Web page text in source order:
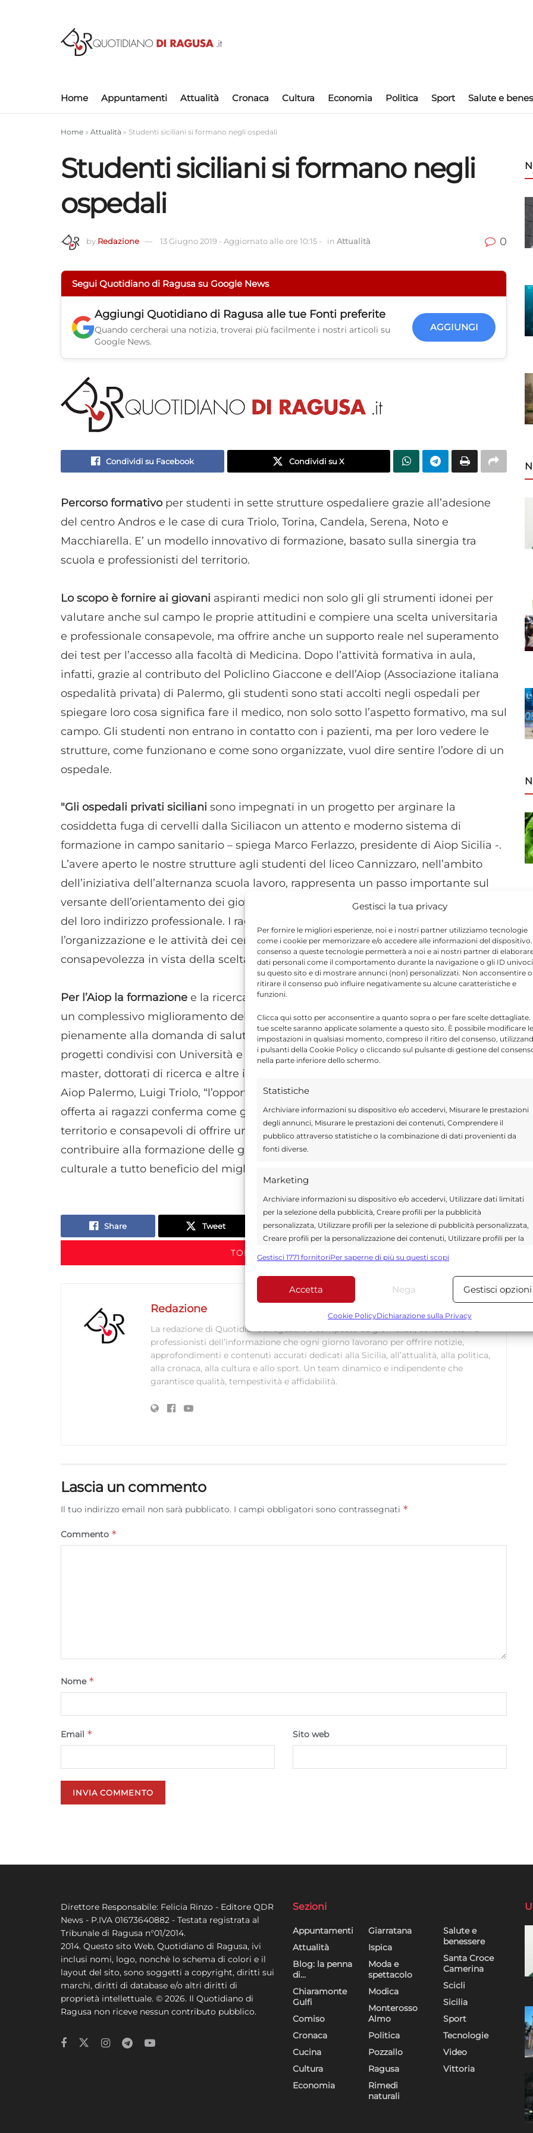
Gestisci la tua privacy
Per fornire le migliori esperienze, noi e i nostri partner utilizziamo tecnologie
come i cookie per memorizzare e/o accedere alle informazioni del
consenso a queste tecnologie permetterà a noi e ai nostri partner di
dati personali come il comportamento durante la navigazione o gli ID univoci
su questo sito e di mostrare annunci (non) personalizzati. Non acconsentire o
ritirare il consenso può influire negativamente su alcune caratteristiche e
funzioni.
Clicca qui sotto per acconsentire a quanto sopra o per fare scelte dettagliate.
tue scelte saranno applicate solamente a questo sito. È possibile modificare le
impostazioni in qualsiasi momento, compreso il ritiro del consenso,
i pulsanti della Cookie Policy o cliccando sul pulsante di gestione del
nella parte inferiore dello schermo.
Statistiche
Archiviare informazioni su dispositivo e/o accedervi, Misurare le prestazioni
degli annunci, Misurare le prestazioni dei contenuti, Comprendere il
pubblico attraverso statistiche o la combinazione di dati provenienti da
fonti diverse.
Marketing
Archiviare informazioni su dispositivo e/o accedervi, Utilizzare dati limitati
per la selezione della pubblicità, Creare profili per la pubblicità
personalizzata, Utilizzare profili per la selezione di pubblicità personalizzata,
Creare profili per la personalizzazione dei contenuti, Utilizzare profili per la
Utilizzare dati limitati per la selezione dei contenuti.
Funzionalità Sempre
Abbinare e combinare dati provenienti da altre fonti di dati,
alle informazioni trasmesse automaticamente.
Utilizzare dati di geolocalizzazione precisi, Riconoscere i
dispositivi in base a informazioni richieste attivamente.
Gestisci 1771 fornitoriPer saperne di più su questi scopi
Accetta Nega Gestisci opzioni
Cookie PolicyDichiarazione sulla Privacy
Home Appuntamenti Attualità Cronaca Cultura Economia Politica Sport Salute e
Home » Attualità » Studenti siciliani si formano negli ospedali
Studenti siciliani si formano negli
ospedali
by Redazione 13 Giugno 2019 - Aggiornato alle ore 10:15 - in Attualità 0
Segui Quotidiano di Ragusa su Google News
Aggiungi Quotidiano di Ragusa alle tue Fonti preferite
Quando cercherai una notizia, troverai più facilmente i nostri articoli su
Google News.
AGGIUNGI
Condividi su Facebook Condividi su X
Percorso formativoper studenti in sette strutture ospedaliere grazie all’adesione
del centro Andros e le case di cura Triolo, Torina, Candela, Serena, Noto e
Macchiarella. E’ un modello innovativo di formazione, basato sulla sinergia tra
scuola e professionisti del territorio.
Lo scopo è fornire ai giovani aspiranti medici non solo gli gli strumenti idonei per
valutare anche sul campo le proprie attitudini e compiere una scelta universitaria
e professionale consapevole, ma offrire anche un supporto reale nel superamento
dei test per l’accesso alla facoltà di Medicina. Dopo l’attività formativa in aula,
infatti, grazie al contributo del Policlino Giaccone e dell’Aiop (Associazione italiana
ospedalità privata) di Palermo, gli studenti sono stati accolti negli ospedali per
spiegare loro cosa significa fare il medico, non solo sotto l’aspetto formativo, ma sul
campo. Gli studenti non entrano in contatto con i pazienti, ma per loro vedere le
strutture, come funzionano e come sono organizzate, vuol dire sentire l’odore di un
ospedale.
"Gli ospedali privati siciliani sono impegnati in un progetto per arginare la
cosiddetta fuga di cervelli dalla Siciliacon un attento e moderno sistema di
formazione in campo sanitario – spiega Marco Ferlazzo, presidente di Aiop Sicilia -.
L’avere aperto le nostre strutture agli studenti del liceo Cannizzaro, nell’ambito
dell’iniziativa dell’alternanza scuola lavoro, rappresenta un passo importante sul
versante dell’orientamento dei giovani delle superiori per una scelta consapevole
del loro indirizzo professionale. I ragazzi hanno avuto modo di conoscere sul campo
l’organizzazione e le attività dei centri sanitari, un modo per acquisire maggiore
consapevolezza in vista della scelta del tipo di studi universitari.
Per l’Aiop la formazione e la ricerca costituiscono obiettivi fondamentali anche per
un complessivo miglioramento dell’offerta sanitaria nell’Isola, per andare incontro
pienamente alla domanda di salute dei siciliani. Puntiamo anche a realizzare
progetti condivisi con Università e centri di ricerca finalizzati anche a realizzare
master, dottorati di ricerca e altre iniziative di alta formazione”. Per il presidente di
Aiop Palermo, Luigi Triolo, “l’opportunità in termini di conoscenza e formazione
offerta ai ragazzi conferma come gli ospedali privati, diffusi in modo capillare sul
territorio e consapevoli di offrire un servizio strategico per la società, intendono
contribuire alla formazione delle giovani generazioni e a un più ampio percorso
culturale a tutto beneficio del miglioramento del sistema.
Share Tweet Send Share
TORNA IN ATTUALITÀ
Redazione
La redazione di Quotidianodiragusa.it è composta da giornalisti, collaboratori e
professionisti dell’informazione che ogni giorno lavorano per offrire notizie,
approfondimenti e contenuti accurati dedicati alla Sicilia, all’attualità, alla politica,
alla cronaca, alla cultura e allo sport. Un team dinamico e indipendente che
garantisce qualità, tempestività e affidabilità.
Lascia un commento
Il tuo indirizzo email non sarà pubblicato. I campi obbligatori sono contrassegnati *
Commento *
Nome *
Email * Sito web
Direttore Responsabile: Felicia Rinzo - Editore QDR
News - P.IVA 01673640882 - Testata registrata al
Tribunale di Ragusa n°01/2014.
2014. Questo sito Web, Quotidiano di Ragusa, ivi
inclusi nomi, logo, nonchè lo schema di colori e il
layout del sito, sono soggetti a copyright, diritti sui
marchi, diritti di database e/o altri diritti di
proprietà intellettuale. © 2026. Il Quotidiano di
Ragusa non riceve nessun contributo pubblico.
Sezioni
Appuntamenti
Attualità
Blog: la penna
di…
Chiaramonte
Gulfi
Comiso
Cronaca
Cucina
Cultura
Economia
Giarratana
Ispica
Moda e
spettacolo
Modica
Monterosso
Almo
Politica
Pozzallo
Ragusa
Rimedi
naturali
Salute e
benessere
Santa Croce
Camerina
Scicli
Sicilia
Sport
Tecnologie
Video
Vittoria